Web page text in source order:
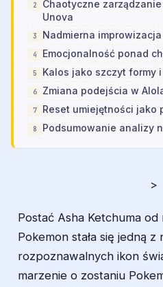
Chaotyczne
Unova
Nadmierna
Emocjonalność ponad
Kalos jako szczyt formy
Zmiana podejścia w
Reset umiejętności jako
Podsumowanie analizy
>
Postać Asha Ketchuma
Pokemon stała się jedną z
rozpoznawalnych ikon
marzenie o zostaniu